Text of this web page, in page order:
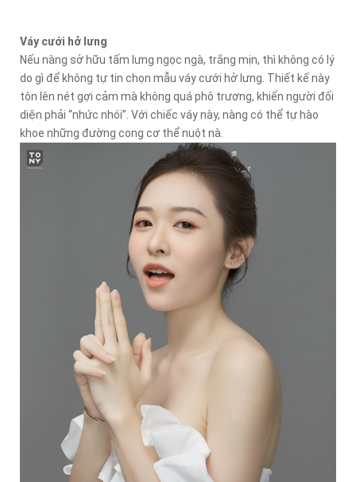
Váy cưới hở lưng
Nếu nàng sở hữu tấm lưng ngọc ngà, trắng mịn, thì không có lý
do gì để không tự tin chọn mẫu váy cưới hở lưng. Thiết kế này
tôn lên nét gợi cảm mà không quá phô trương, khiến người đối
diện phải “nhức nhói”. Với chiếc váy này, nàng có thể tự hào
khoe những đường cong cơ thể nuột nà.